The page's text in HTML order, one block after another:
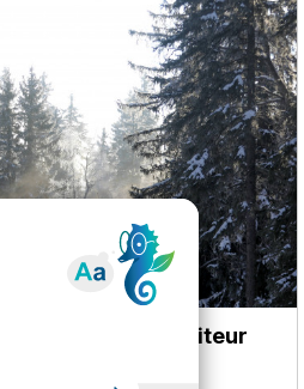
par un moniteur